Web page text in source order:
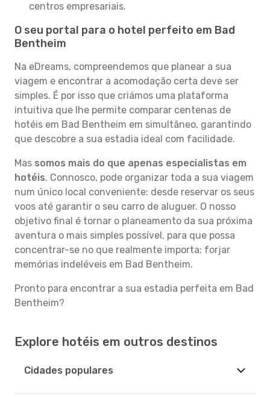
centros empresariais.
O seu portal para o hotel perfeito em Bad
Bentheim
Na eDreams, compreendemos que planear a sua
viagem e encontrar a acomodação certa deve ser
simples. É por isso que criámos uma plataforma
intuitiva que lhe permite comparar centenas de
hotéis em Bad Bentheim em simultâneo, garantindo
que descobre a sua estadia ideal com facilidade.
Mas somos mais do que apenas especialistas em
hotéis. Connosco, pode organizar toda a sua viagem
num único local conveniente: desde reservar os seus
voos até garantir o seu carro de aluguer. O nosso
objetivo final é tornar o planeamento da sua próxima
aventura o mais simples possível, para que possa
concentrar-se no que realmente importa: forjar
memórias indeléveis em Bad Bentheim.
Pronto para encontrar a sua estadia perfeita em Bad
Bentheim?
Explore hotéis em outros destinos
Cidades populares